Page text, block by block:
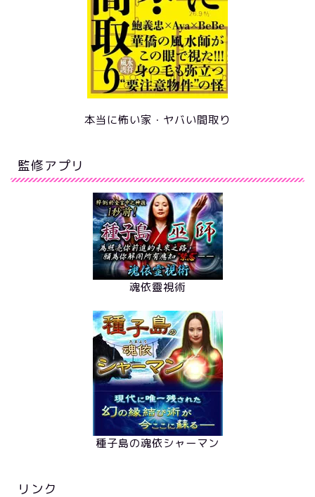
本当に怖い家・ヤバい間取り
監修アプリ
魂依靈視術
種子島の魂依シャーマン
リンク